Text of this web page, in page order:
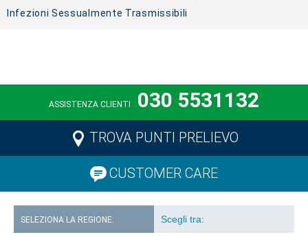
Infezioni Sessualmente Trasmissibili
ASSISTENZA CLIENTI 030 5531132
TROVA PUNTI PRELIEVO
CUSTOMER CARE
SELEZIONA LA REGIONE: